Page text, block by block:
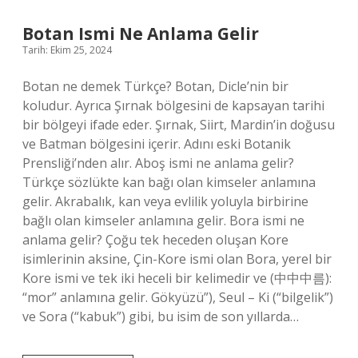
Botan Ismi Ne Anlama Gelir
Tarih: Ekim 25, 2024
Botan ne demek Türkçe? Botan, Dicle’nin bir
koludur. Ayrıca Şırnak bölgesini de kapsayan tarihi
bir bölgeyi ifade eder. Şırnak, Siirt, Mardin’in doğusu
ve Batman bölgesini içerir. Adını eski Botanik
Prensliği’nden alır. Aboş ismi ne anlama gelir?
Türkçe sözlükte kan bağı olan kimseler anlamına
gelir. Akrabalık, kan veya evlilik yoluyla birbirine
bağlı olan kimseler anlamına gelir. Bora ismi ne
anlama gelir? Çoğu tek heceden oluşan Kore
isimlerinin aksine, Çin-Kore ismi olan Bora, yerel bir
Kore ismi ve tek iki heceli bir kelimedir ve (中中中름):
“mor” anlamına gelir. Gökyüzü”), Seul – Ki (“bilgelik”)
ve Sora (“kabuk”) gibi, bu isim de son yıllarda…